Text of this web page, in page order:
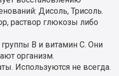
Дисоль, Трисоль.
раствор глюкозы либо
B и витамин C. Они
организм.
Используются не всегда.